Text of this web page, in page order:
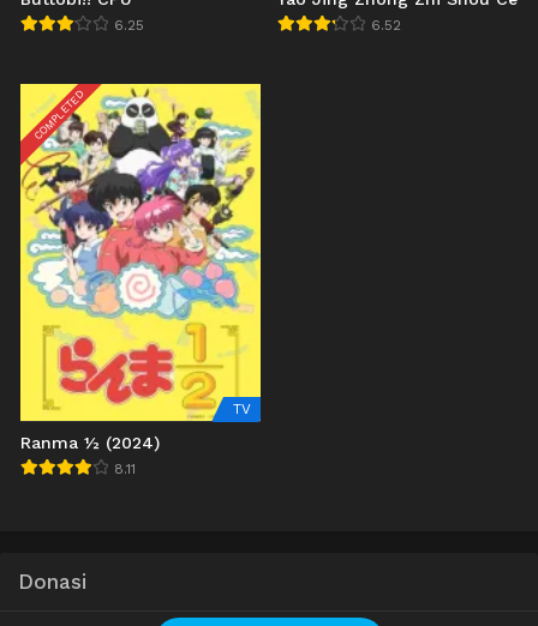
6.25 6.52
COMPLETED
TV
Ranma ½ (2024)
8.11
Donasi